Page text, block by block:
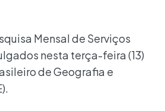
Mensal de Serviços
nesta terça-feira (13)
de Geografia e